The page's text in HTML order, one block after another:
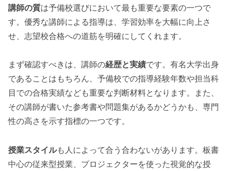
講師の質は予備校選びにおいて最も重要な要素の一つで
す。優秀な講師による指導は、学習効率を大幅に向上さ
せ、志望校合格への道筋を明確にしてくれます。
まず確認すべきは、講師の経歴と実績です。有名大学出身
であることはもちろん、予備校での指導経験年数や担当科
目での合格実績なども重要な判断材料となります。また、
その講師が書いた参考書や問題集があるかどうかも、専門
性の高さを示す指標の一つです。
授業スタイルも人によって合う合わないがあります。板書
中心の従来型授業、プロジェクターを使った視覚的な授